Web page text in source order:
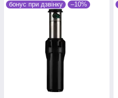
бонус при дзвінку –10%